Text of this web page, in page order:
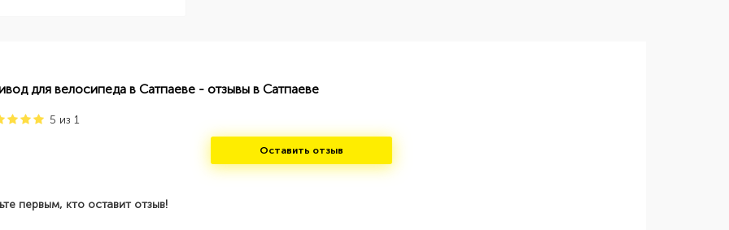
для велосипеда в Сатпаеве - отзывы в Сатпаеве
5 из 1
Оставить отзыв
первым, кто оставит отзыв!